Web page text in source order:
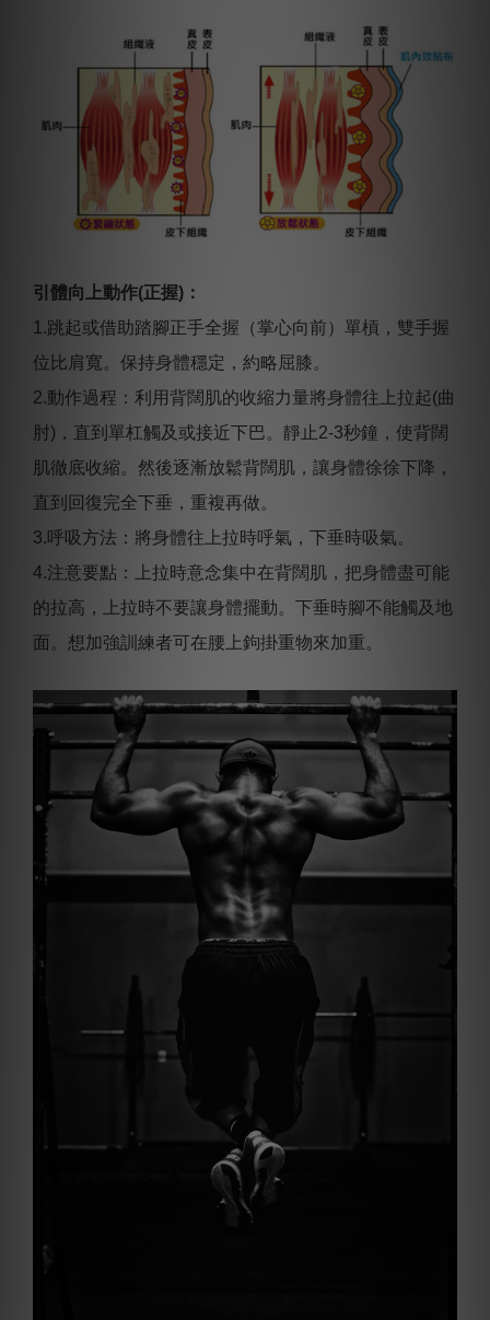
引體向上動作(正握)：
1.跳起或借助踏腳正手全握（掌心向前）單槓，雙手握
位比肩寬。保持身體穩定，約略屈膝。
2.動作過程：利用背闊肌的收縮力量將身體往上拉起(曲
肘)，直到單杠觸及或接近下巴。靜止2-3秒鐘，使背闊
肌徹底收縮。然後逐漸放鬆背闊肌，讓身體徐徐下降，
直到回復完全下垂，重複再做。
3.呼吸方法：將身體往上拉時呼氣，下垂時吸氣。
4.注意要點：上拉時意念集中在背闊肌，把身體盡可能
的拉高，上拉時不要讓身體擺動。下垂時腳不能觸及地
面。想加強訓練者可在腰上鉤掛重物來加重。